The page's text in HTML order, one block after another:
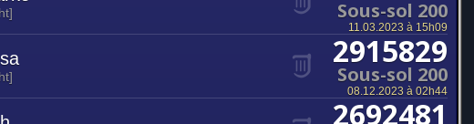
Sous-sol 200
11.03.2023 à 15h09
2915829
Sous-sol 200
08.12.2023 à 02h44
2692481